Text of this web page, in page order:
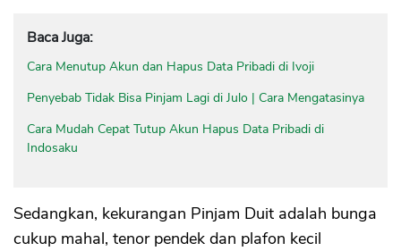
Baca Juga:
Cara Menutup Akun dan Hapus Data Pribadi di Ivoji
Penyebab Tidak Bisa Pinjam Lagi di Julo | Cara Mengatasinya
Cara Mudah Cepat Tutup Akun Hapus Data Pribadi di
Indosaku
Sedangkan, kekurangan Pinjam Duit adalah bunga
cukup mahal, tenor pendek dan plafon kecil